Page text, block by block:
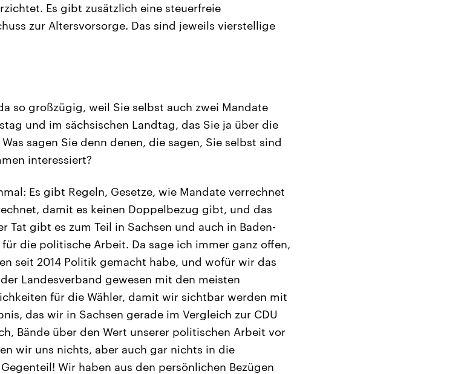
Es gibt zusätzlich eine steuerfreie
zur Altersvorsorge. Das sind jeweils vierstellige
so großzügig, weil Sie selbst auch zwei Mandate
und im sächsischen Landtag, das Sie ja über die
sagen Sie denn denen, die sagen, Sie selbst sind
interessiert?
Es gibt Regeln, Gesetze, wie Mandate verrechnet
damit es keinen Doppelbezug gibt, und das
gibt es zum Teil in Sachsen und auch in Baden-
die politische Arbeit. Da sage ich immer ganz offen,
seit 2014 Politik gemacht habe, und wofür wir das
Landesverband gewesen mit den meisten
für die Wähler, damit wir sichtbar werden mit
das wir in Sachsen gerade im Vergleich zur CDU
Bände über den Wert unserer politischen Arbeit vor
wir uns nichts, aber auch gar nichts in die
Wir haben aus den persönlichen Bezügen